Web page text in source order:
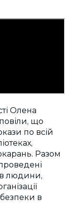
Олена
що
по всій
Разом
людини,
безпеки в